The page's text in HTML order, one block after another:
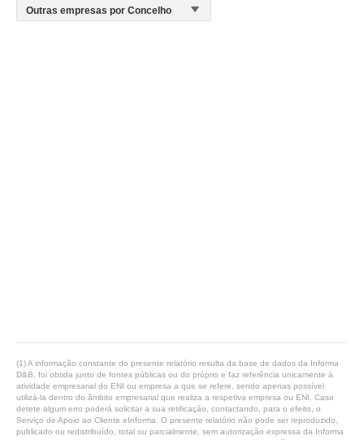
(1) A informação constante do presente relatório resulta da base de dados da Informa
D&B, foi obtida junto de fontes públicas ou do próprio e faz referência unicamente à
atividade empresarial do ENI ou empresa a que se refere, sendo apenas possível
utilizá-la dentro do âmbito empresarial que realiza a respetiva empresa ou ENI. Caso
detete algum erro poderá solicitar a sua retificação, contactando, para o efeito, o
Serviço de Apoio ao Cliente eInforma. O presente relatório não pode ser reproduzido,
publicado ou redistribuído, total ou parcialmente, sem autorização expressa da Informa